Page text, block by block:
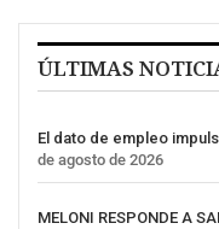
ÚLTIMAS
El dato de empleo
de agosto de 2026
MELONI RESPONDE A